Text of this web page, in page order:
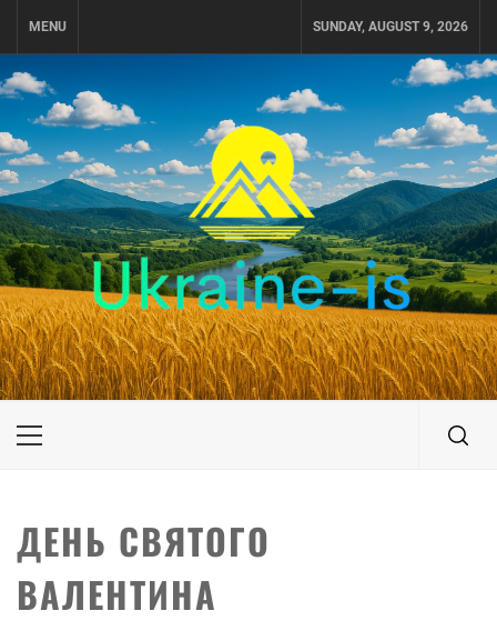
MENU SUNDAY, AUGUST 9, 2026
UKRAINE-IS
ПОДОРОЖI ПО УКРАЇНІ
Primary
ДЕНЬ СВЯТОГО
ВАЛЕНТИНА